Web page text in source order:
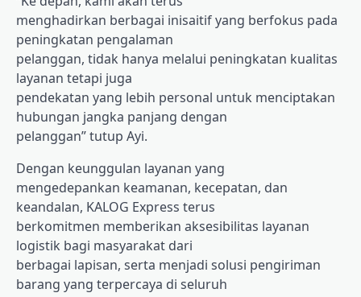
menghadirkan berbagai inisaitif yang berfokus pada
peningkatan pengalaman
pelanggan, tidak hanya melalui peningkatan kualitas
layanan tetapi juga
pendekatan yang lebih personal untuk menciptakan
hubungan jangka panjang dengan
pelanggan” tutup Ayi.
Dengan keunggulan layanan yang
mengedepankan keamanan, kecepatan, dan
keandalan, KALOG Express terus
berkomitmen memberikan aksesibilitas layanan
logistik bagi masyarakat dari
berbagai lapisan, serta menjadi solusi pengiriman
barang yang terpercaya di seluruh